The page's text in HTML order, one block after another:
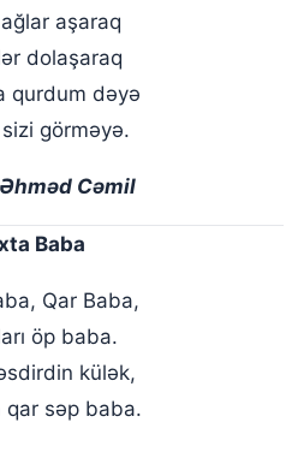
aşaraq
dolaşaraq
qurdum dəyə
görməyə.
Cəmil
Baba
Qar Baba,
öp baba.
külək,
qar səp baba.